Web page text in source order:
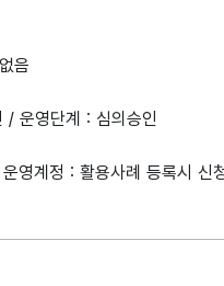
음
/ 운영단계 : 심의승인
영계정 : 활용사례 등록시 신